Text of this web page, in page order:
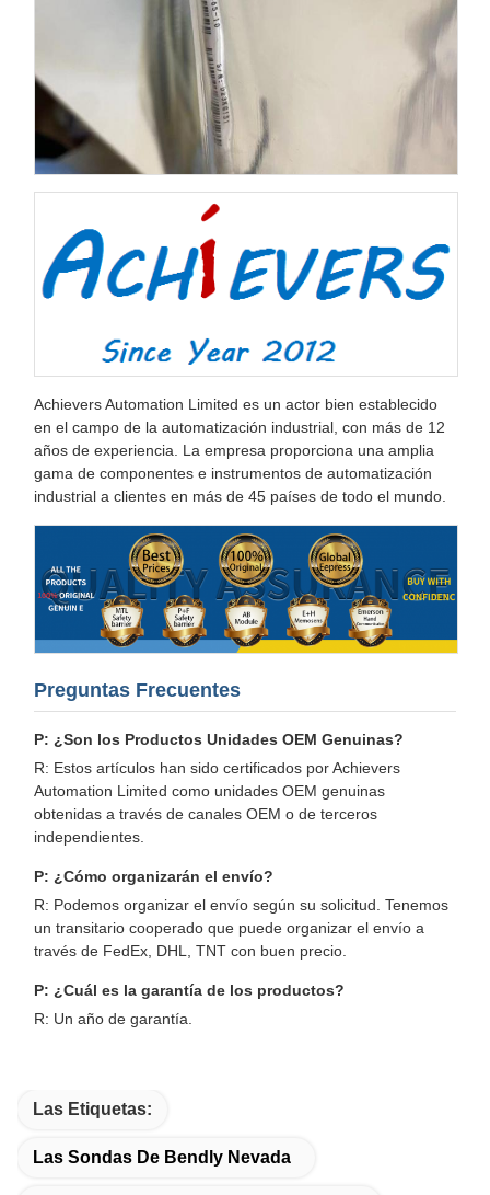
Achievers Automation Limited es un actor bien establecido
en el campo de la automatización industrial, con más de 12
años de experiencia. La empresa proporciona una amplia
gama de componentes e instrumentos de automatización
industrial a clientes en más de 45 países de todo el mundo.
Preguntas Frecuentes
P: ¿Son los Productos Unidades OEM Genuinas?
R: Estos artículos han sido certificados por Achievers
Automation Limited como unidades OEM genuinas
obtenidas a través de canales OEM o de terceros
independientes.
P: ¿Cómo organizarán el envío?
R: Podemos organizar el envío según su solicitud. Tenemos
un transitario cooperado que puede organizar el envío a
través de FedEx, DHL, TNT con buen precio.
P: ¿Cuál es la garantía de los productos?
R: Un año de garantía.
Las Etiquetas:
Las Sondas De Bendly Nevada